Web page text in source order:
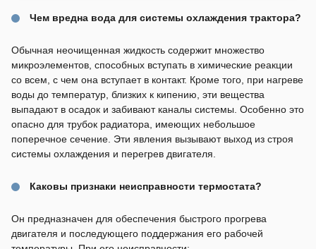
Чем вредна вода для системы охлаждения трактора?
Обычная неочищенная жидкость содержит множество
микроэлементов, способных вступать в химические реакции
со всем, с чем она вступает в контакт. Кроме того, при нагреве
воды до температур, близких к кипению, эти вещества
выпадают в осадок и забивают каналы системы. Особенно это
опасно для трубок радиатора, имеющих небольшое
поперечное сечение. Эти явления вызывают выход из строя
системы охлаждения и перегрев двигателя.
Каковы признаки неисправности термостата?
Он предназначен для обеспечения быстрого прогрева
двигателя и последующего поддержания его рабочей